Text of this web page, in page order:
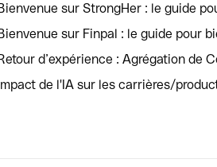
sur StrongHer : le guide
sur Finpal : le guide pour
d’expérience : Agrégation de
de l'IA sur les carrières/